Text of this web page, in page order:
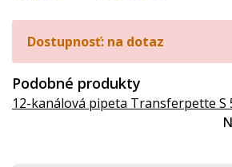
Dostupnosť: na dotaz
Podobné produkty
12-kanálová pipeta Transferpette S